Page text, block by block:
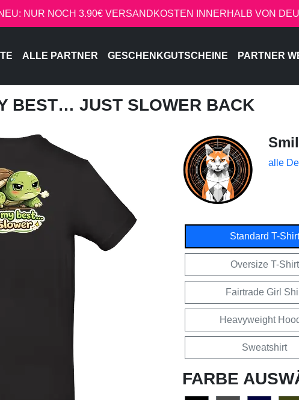
NUR NOCH 3.90€ VERSANDKOSTEN INNERHALB VON
ALLE PARTNER GESCHENKGUTSCHEINE PARTNER
BEST… JUST SLOWER BACK
alle
Standard T-Shirt
Oversize T-Shirt
Fairtrade Girl
Heavyweight
Sweatshirt
FARBE